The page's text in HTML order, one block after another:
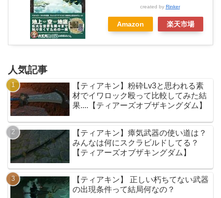
created by Rinker
Amazon 楽天市場
人気記事
【ティアキン】粉砕Lv3と思われる素
材でイワロック殴って比較してみた結
果....【ティアーズオブザキングダム】
【ティアキン】瘴気武器の使い道は？
みんなは何にスクラビルドしてる？
【ティアーズオブザキングダム】
【ティアキン】 正しい朽ちてない武器
の出現条件って結局何なの？